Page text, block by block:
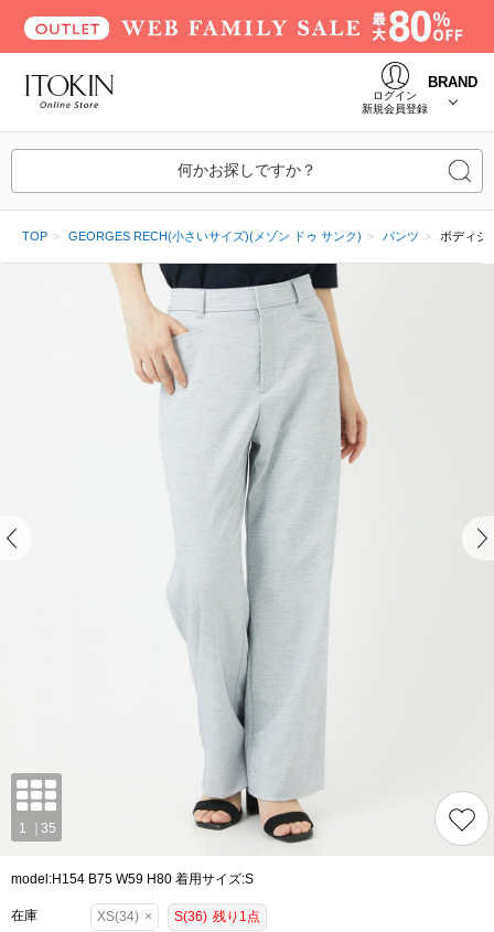
ログイン
新規会員登録
BRAND
何かお探しですか？
TOP GEORGES RECH(小さいサイズ)(メゾン ドゥ サンク) パンツ ボディシ
model:H154 B75 W59 H80 着用サイズ:S
在庫 XS(34) × S(36) 残り1点